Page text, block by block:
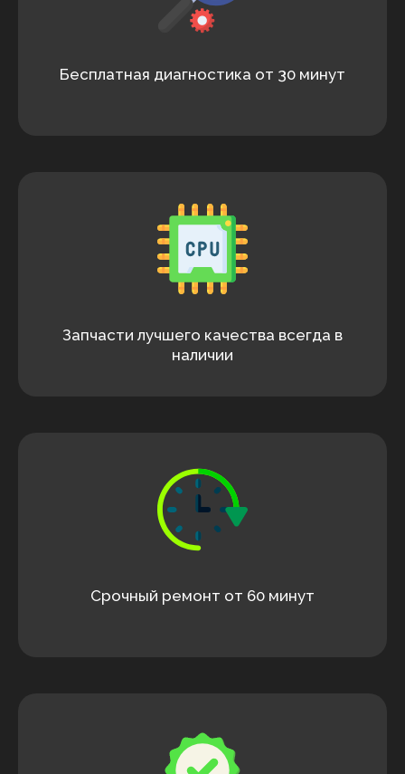
Бесплатная диагностика от 30 минут
Запчасти лучшего качества всегда в
наличии
Срочный ремонт от 60 минут